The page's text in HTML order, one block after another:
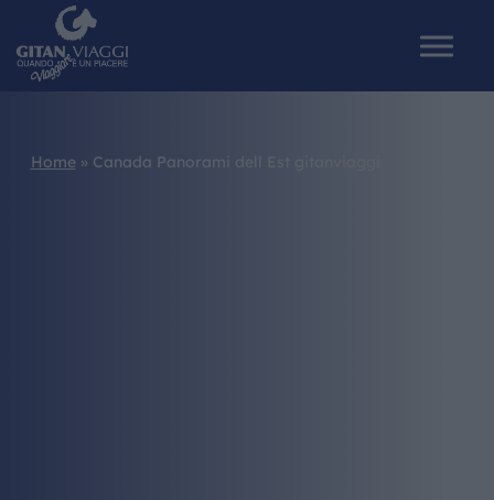
Home » Canada Panorami dell Est gitanviaggi